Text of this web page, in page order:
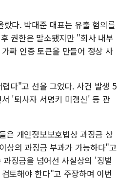
다. 박대준 대표는 유출 혐의를
권한은 말소됐지만 "회사 내부
짜 인증 토큰을 만들어 정상 사
다"고 선을 그었다. 사건 발생 5
'퇴사자 서명키 미갱신' 등 관
은 개인정보보호법상 과징금 상
상의 과징금 부과가 가능하다"고
징금을 넘어선 사실상의 '징벌
토해야 한다"고 주장하며 이번